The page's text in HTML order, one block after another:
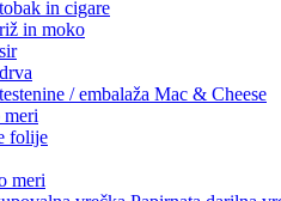
in cigare
in moko
/ embalaža Mac & Cheese
folije
meri